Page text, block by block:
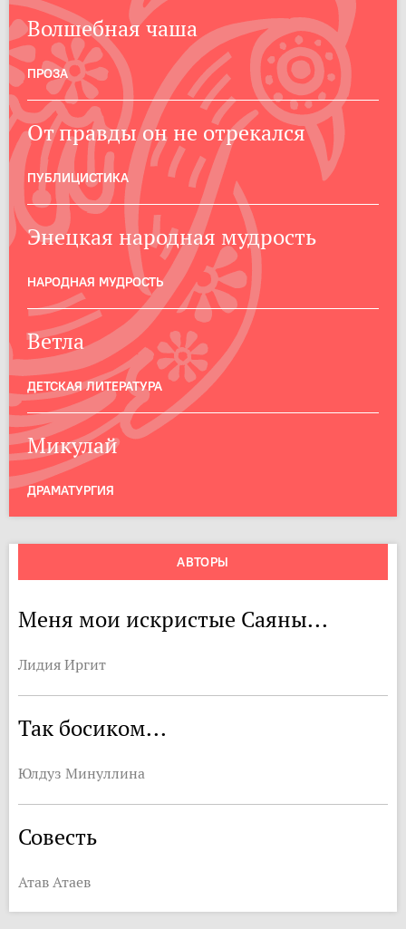
Волшебная чаша
ПРОЗА
От правды он не отрекался
ПУБЛИЦИСТИКА
Энецкая народная мудрость
НАРОДНАЯ МУДРОСТЬ
Ветла
ДЕТСКАЯ ЛИТЕРАТУРА
Микулай
ДРАМАТУРГИЯ
АВТОРЫ
Меня мои искристые Саяны...
Лидия Иргит
Так босиком...
Юлдуз Минуллина
Совесть
Атав Атаев